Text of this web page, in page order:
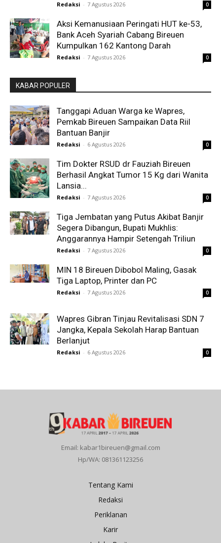
Redaksi - 7 Agustus 2026 0
Aksi Kemanusiaan Peringati HUT ke-53,
Bank Aceh Syariah Cabang Bireuen
Kumpulkan 162 Kantong Darah
Redaksi - 7 Agustus 2026 0
KABAR POPULER
Tanggapi Aduan Warga ke Wapres,
Pemkab Bireuen Sampaikan Data Riil
Bantuan Banjir
Redaksi - 6 Agustus 2026 0
Tim Dokter RSUD dr Fauziah Bireuen
Berhasil Angkat Tumor 15 Kg dari Wanita
Lansia...
Redaksi - 7 Agustus 2026 0
Tiga Jembatan yang Putus Akibat Banjir
Segera Dibangun, Bupati Mukhlis:
Anggarannya Hampir Setengah Triliun
Redaksi - 7 Agustus 2026 0
MIN 18 Bireuen Dibobol Maling, Gasak
Tiga Laptop, Printer dan PC
Redaksi - 7 Agustus 2026 0
Wapres Gibran Tinjau Revitalisasi SDN 7
Jangka, Kepala Sekolah Harap Bantuan
Berlanjut
Redaksi - 6 Agustus 2026 0
Email: kabar1bireuen@gmail.com
Hp/WA: 081361123256
Tentang Kami
Redaksi
Periklanan
Karir